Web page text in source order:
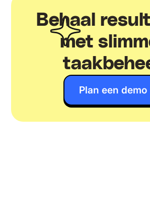
Behaal
met
Plan een demo